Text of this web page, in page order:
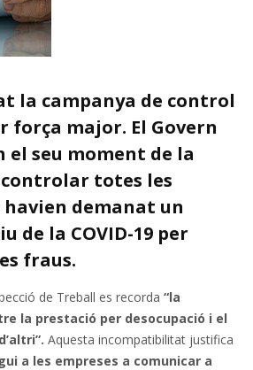
la campanya de control
força major. El Govern
el seu moment de la
totes les
havien demanat un
de la COVID-19 per
fraus.
de Treball es recorda “la
la prestació per desocupació i el
Aquesta incompatibilitat justifica
a les empreses a comunicar a